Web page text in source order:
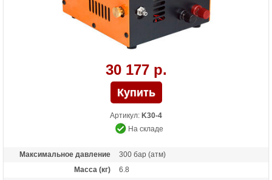
30 177 р.
Артикул: K30-4
На складе
Максимальное давление
300 бар (атм)
Масса (кг)
6.8